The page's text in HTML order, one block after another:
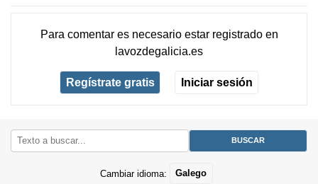
Para comentar es necesario estar registradoen
lavozdegalicia.es
Regístrate gratis Iniciar sesión
Cambiar idioma: Galego